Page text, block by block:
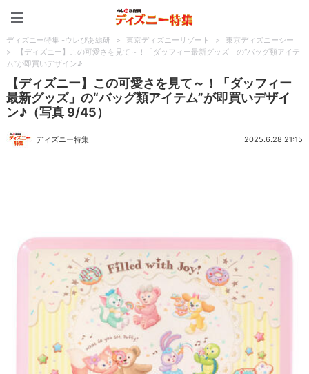
ディズニー特集 -ウレぴあ総研 > 東京ディズニーリゾート >
東京ディズニーシー
>
【ディズニー】この可愛さを見て～！「ダッフィー最新グッズ」の“バッグ類アイテ
ム”が即買いデザイン♪
【ディズニー】この可愛さを見て～！「ダッフィー
最新グッズ」の“バッグ類アイテム”が即買いデザイ
ン♪（写真 9/45）
ディズニー特集 2025.6.28 21:15